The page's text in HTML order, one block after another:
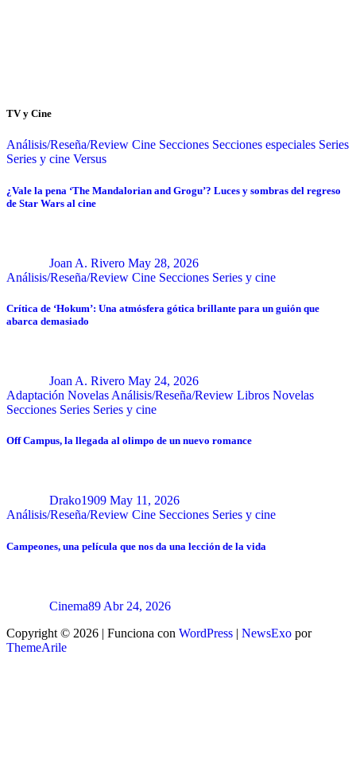
TV y Cine
Análisis/Reseña/Review Cine Secciones Secciones especiales Series
Series y cine Versus
¿Vale la pena ‘The Mandalorian and Grogu’? Luces y sombras del regreso
de Star Wars al cine
Joan A. Rivero May 28, 2026
Análisis/Reseña/Review Cine Secciones Series y cine
Crítica de ‘Hokum’: Una atmósfera gótica brillante para un guión que
abarca demasiado
Joan A. Rivero May 24, 2026
Adaptación Novelas Análisis/Reseña/Review Libros Novelas
Secciones Series Series y cine
Off Campus, la llegada al olimpo de un nuevo romance
Drako1909 May 11, 2026
Análisis/Reseña/Review Cine Secciones Series y cine
Campeones, una película que nos da una lección de la vida
Cinema89 Abr 24, 2026
Copyright © 2026 | Funciona con WordPress | NewsExo por
ThemeArile